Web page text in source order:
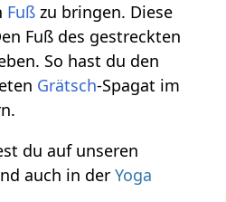
Fuß zu bringen. Diese
Fuß des gestreckten
So hast du den
Grätsch-Spagat im
du auf unseren
auch in derYoga